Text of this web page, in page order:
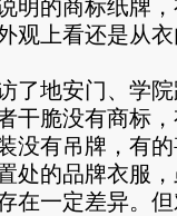
明的商标纸牌
观上看还是从
地安门、学院
干脆没有商标
没有吊牌，有
处的品牌衣服
在一定差异。